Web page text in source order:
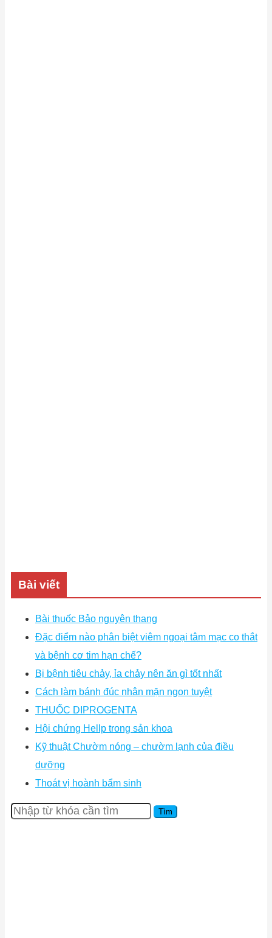
Bài viết
Bài thuốc Bảo nguyên thang
Đặc điểm nào phân biệt viêm ngoại tâm mạc co thắt
và bệnh cơ tim hạn chế?
Bị bệnh tiêu chảy, ỉa chảy nên ăn gì tốt nhất
Cách làm bánh đúc nhân mặn ngon tuyệt
THUỐC DIPROGENTA
Hội chứng Hellp trong sản khoa
Kỹ thuật Chườm nóng – chườm lạnh của điều
dưỡng
Thoát vị hoành bẩm sinh